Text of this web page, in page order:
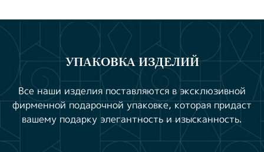
УПАКОВКА ИЗДЕЛИЙ
Все наши изделия поставляются в эксклюзивной
фирменной подарочной упаковке, которая придаст
вашему подарку элегантность и изысканность.